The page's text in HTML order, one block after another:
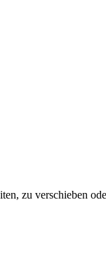
zu verschieben